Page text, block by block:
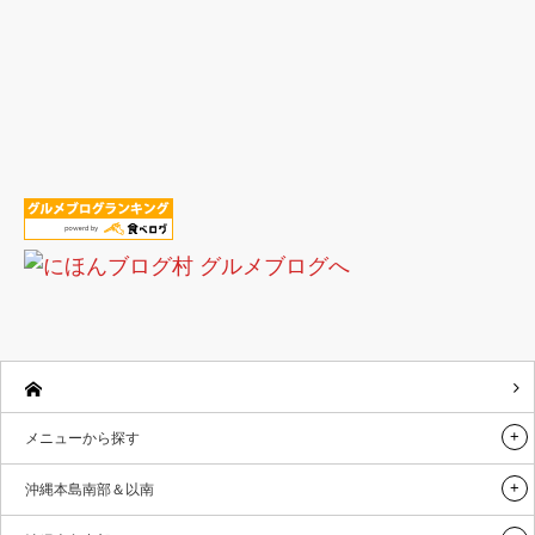
メニューから探す
沖縄本島南部＆以南